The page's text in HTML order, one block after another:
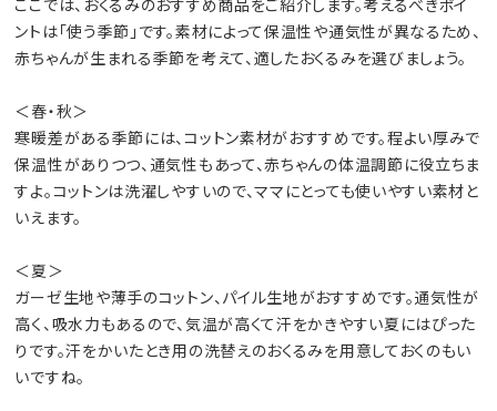
ントは「使う季節」です。素材によって保温性や通気性が異なるため、
赤ちゃんが生まれる季節を考えて、適したおくるみを選びましょう。
＜春・秋＞
寒暖差がある季節には、コットン素材がおすすめです。程よい厚みで
保温性がありつつ、通気性もあって、赤ちゃんの体温調節に役立ちま
すよ。コットンは洗濯しやすいので、ママにとっても使いやすい素材と
いえます。
＜夏＞
ガーゼ生地や薄手のコットン、パイル生地がおすすめです。通気性が
高く、吸水力もあるので、気温が高くて汗をかきやすい夏にはぴった
りです。汗をかいたとき用の洗替えのおくるみを用意しておくのもい
いですね。